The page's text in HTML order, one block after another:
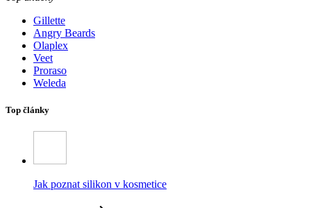
Gillette
Angry Beards
Olaplex
Veet
Proraso
Weleda
Top články
Jak poznat silikon v kosmetice